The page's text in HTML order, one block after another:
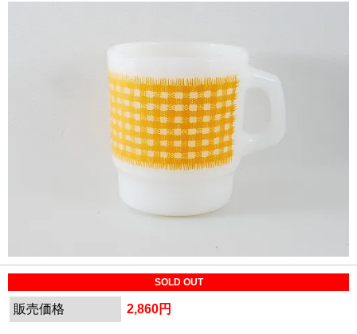
SOLD OUT
販売価格 2,860円